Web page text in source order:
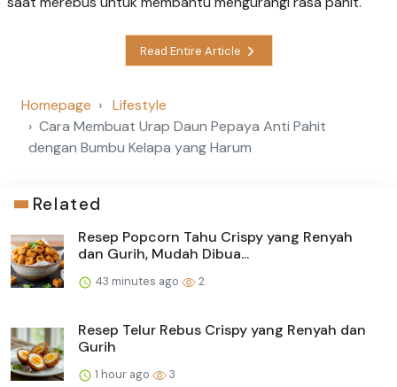
Read Entire Article
Homepage
Lifestyle
Cara Membuat Urap Daun Pepaya Anti Pahit
dengan Bumbu Kelapa yang Harum
Related
Resep Popcorn Tahu Crispy yang Renyah
dan Gurih, Mudah Dibua...
43 minutes ago 2
Resep Telur Rebus Crispy yang Renyah dan
Gurih
1 hour ago 3